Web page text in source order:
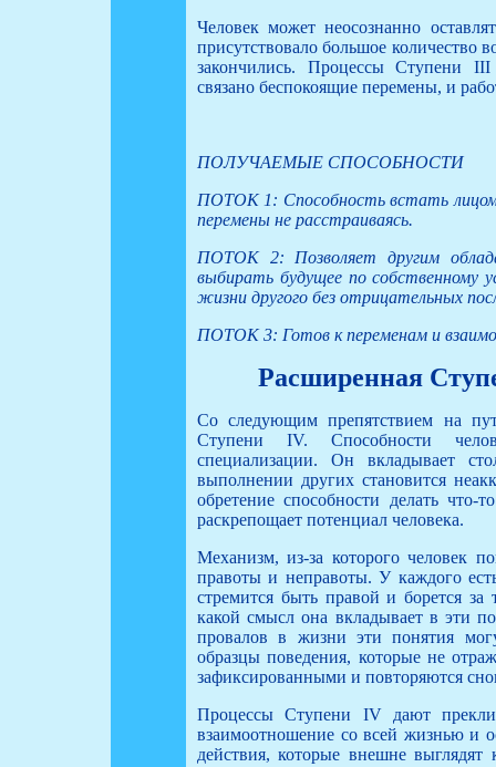
Человек может неосознанно
присутствовало большое количество
закончились. Процессы Ступени
связано беспокоящие перемены, и
ПОЛУЧАЕМЫЕ СПОСОБНОСТИ
ПОТОК 1: Способность встать
перемены не расстраиваясь.
ПОТОК 2: Позволяет другим
выбирать будущее по
жизни другого без отрицательных
ПОТОК 3: Готов к переменам и
Расширенная
Со следующим препятствием на
Ступени IV. Способности
специализации. Он вкладывает
выполнении других становится
обретение способности делать
раскрепощает потенциал человека.
Механизм, из-за которого человек
правоты и неправоты. У каждого
стремится быть правой и борется
какой смысл она вкладывает в эти
провалов в жизни эти понятия
образцы поведения, которые не
зафиксированными и повторяются
Процессы Ступени IV дают
взаимоотношение со всей жизнью и
действия, которые внешне